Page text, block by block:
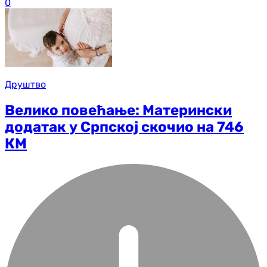
0
Друштво
Велико повећање: Матерински
додатак у Српској скочио на 746
КМ